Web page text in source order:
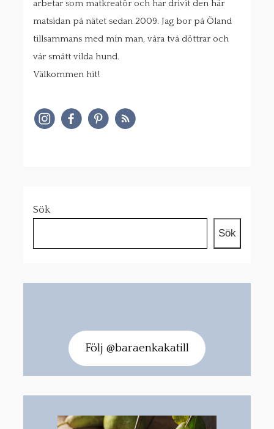
arbetar som matkreatör och har drivit den här
matsidan på nätet sedan 2009. Jag bor på Öland
tillsammans med min man, våra två döttrar och
vår smått vilda hund.
Välkommen hit!
Sök
Sök
Följ @baraenkakatill